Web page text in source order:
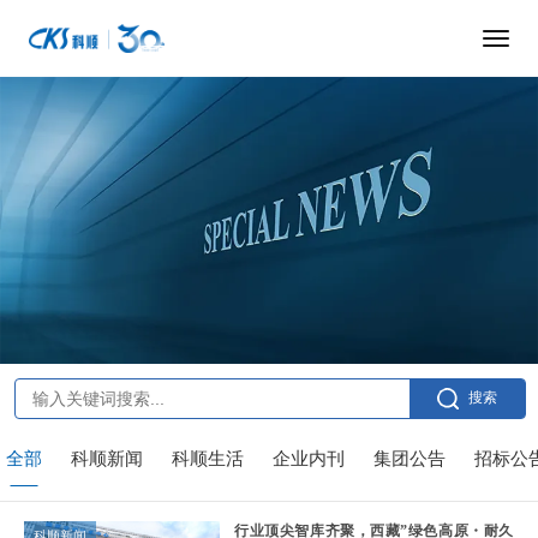
搜索
全部 科顺新闻 科顺生活 企业内刊 集团公告 招标公
行业顶尖智库齐聚，西藏”绿色高原・耐久